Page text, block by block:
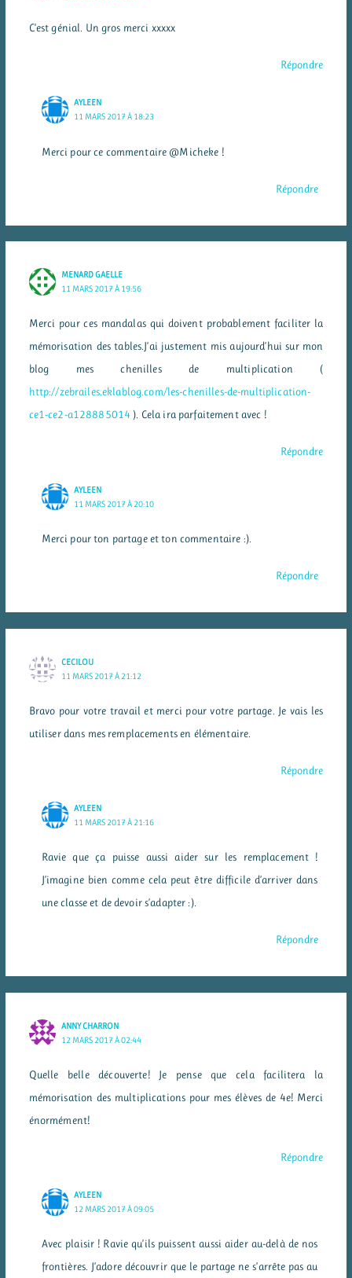
C’est génial. Un gros merci xxxxx
Répondre
AYLEEN
11 MARS 2017 À 18:23
Merci pour ce commentaire @Micheke !
Répondre
MENARD GAELLE
11 MARS 2017 À 19:56
Merci pour ces mandalas qui doivent probablement faciliter la
mémorisation des tables.J’ai justement mis aujourd’hui sur mon
blog mes chenilles de multiplication (
http://zebrailes.eklablog.com/les-chenilles-de-multiplication-
ce1-ce2-a128885014 ). Cela ira parfaitement avec !
Répondre
AYLEEN
11 MARS 2017 À 20:10
Merci pour ton partage et ton commentaire :).
Répondre
CECILOU
11 MARS 2017 À 21:12
Bravo pour votre travail et merci pour votre partage. Je vais les
utiliser dans mes remplacements en élémentaire.
Répondre
AYLEEN
11 MARS 2017 À 21:16
Ravie que ça puisse aussi aider sur les remplacement !
J’imagine bien comme cela peut être difficile d’arriver dans
une classe et de devoir s’adapter :).
Répondre
ANNY CHARRON
12 MARS 2017 À 02:44
Quelle belle découverte! Je pense que cela facilitera la
mémorisation des multiplications pour mes élèves de 4e! Merci
énormément!
Répondre
AYLEEN
12 MARS 2017 À 09:05
Avec plaisir ! Ravie qu’ils puissent aussi aider au-delà de nos
frontières. J’adore découvrir que le partage ne s’arrête pas au